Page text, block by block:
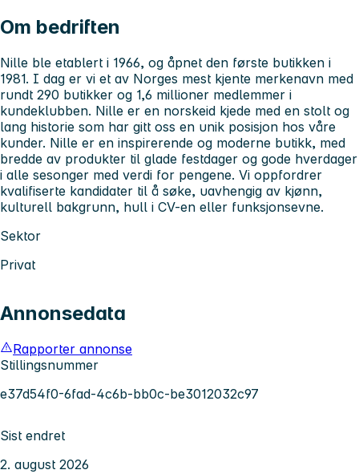
Om bedriften
Nille ble etablert i 1966, og åpnet den første butikken i
1981. I dag er vi et av Norges mest kjente merkenavn med
rundt 290 butikker og 1,6 millioner medlemmer i
kundeklubben. Nille er en norskeid kjede med en stolt og
lang historie som har gitt oss en unik posisjon hos våre
kunder. Nille er en inspirerende og moderne butikk, med
bredde av produkter til glade festdager og gode hverdager
i alle sesonger med verdi for pengene. Vi oppfordrer
kvalifiserte kandidater til å søke, uavhengig av kjønn,
kulturell bakgrunn, hull i CV-en eller funksjonsevne.
Sektor
Privat
Annonsedata
Rapporter annonse
Stillingsnummer
e37d54f0-6fad-4c6b-bb0c-be3012032c97
Sist endret
2. august 2026